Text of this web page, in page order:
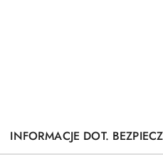
INFORMACJE DOT.